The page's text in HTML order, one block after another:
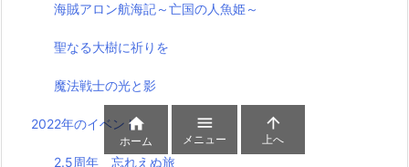
海賊アロン航海記～亡国の人魚姫～
聖なる大樹に祈りを
魔法戦士の光と影
2022年のイベント
2.5周年 忘れえぬ旅

ホーム

メニュー

上へ